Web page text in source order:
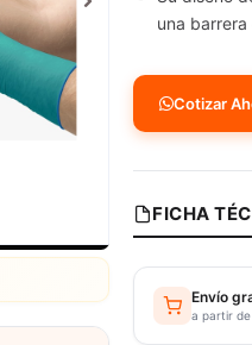
una
Cotizar
FICHA
Envío
a partir